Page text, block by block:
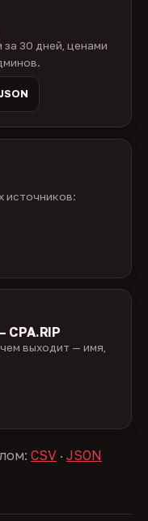
30 дней, ценами
источников:
выходит — имя,
CSV · JSON